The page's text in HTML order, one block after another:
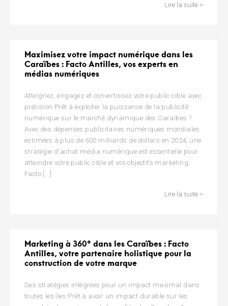
Lire la suite >
Maximisez votre impact numérique dans les
Caraïbes : Facto Antilles, vos experts en
médias numériques
Atteignez, engagez et convertissez votre public cible avec
précision Prêt à exploiter la puissance de la publicité
numérique sur le marché dynamique des Caraïbes ?
Avec des dépenses publicitaires numériques mondiales
estimées à plus de 600 milliards de dollars en 2024, une
stratégie d'achat média numérique est essentielle pour
atteindre votre public cible et vos objectifs marketing.
Facto [...]
Lire la suite >
Marketing à 360° dans les Caraïbes : Facto
Antilles, votre partenaire holistique pour la
construction de votre marque
Des stratégies intégrées pour un impact maximal dans
toutes les îles Prêt à avoir un impact durable sur les